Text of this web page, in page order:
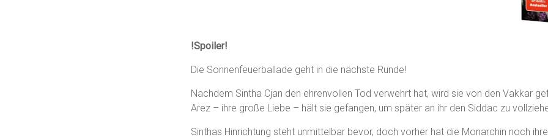
!Spoiler!
Die Sonnenfeuerballade geht in die nächste Runde!
Nachdem Sintha Cjan den ehrenvollen Tod verwehrt hat, wird sie von den Vakkar
Arez – ihre große Liebe – hält sie gefangen, um später an ihr den Siddac zu
Sinthas Hinrichtung steht unmittelbar bevor, doch vorher hat die Monarchin noch